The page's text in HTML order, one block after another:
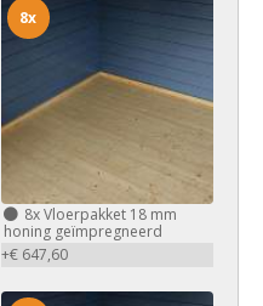
8xVloerpakket 18 mm
honing geïmpregneerd
+€ 647,60
8x